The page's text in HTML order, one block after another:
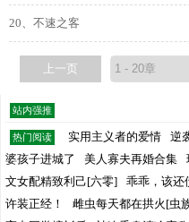
20、不速之客
上一页
站内强推
热门阅读 实用主义者的爱情 逆
婆孩子进城了
美人寡夫再婚合集
文女配精致利己[六零]
乖乖，该还
许装正经！
雌虫每天都在拱火[虫